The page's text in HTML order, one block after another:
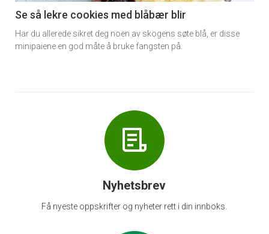
6
Se så lekre cookies med blåbær blir
Har du allerede sikret deg noen av skogens søte blå, er disse
minipaiene en god måte å bruke fangsten på.
Nyhetsbrev
Få nyeste oppskrifter og nyheter rett i din innboks.